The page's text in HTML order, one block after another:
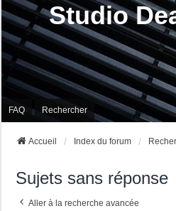
Studio
FAQ Rechercher
Accueil Index du forum
Sujets sans réponse
Aller à la recherche avancée